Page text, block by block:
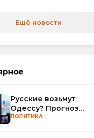
Ещё новости
Русские возьмут
Одессу? Прогноз
Миршаймера
ПОЛИТИКА